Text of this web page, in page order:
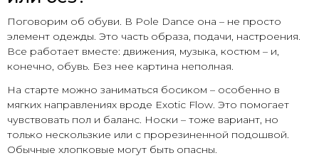
Поговорим об обуви. В Pole Dance она – не просто
элемент одежды. Это часть образа, подачи, настроения.
Все работает вместе: движения, музыка, костюм – и,
конечно, обувь. Без нее картина неполная.
На старте можно заниматься босиком – особенно в
мягких направлениях вроде Exotic Flow. Это помогает
чувствовать пол и баланс. Носки – тоже вариант, но
только нескользкие или с прорезиненной подошвой.
Обычные хлопковые могут быть опасны.